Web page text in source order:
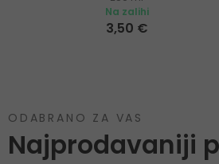
Na zalihi
3,50 €
ODABRANO ZA VAS
Najprodavaniji